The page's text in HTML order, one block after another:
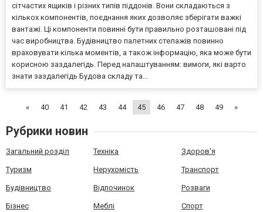
сітчастих ящиків і різних типів піддонів. Вони складаються з
кількох компонентів, поєднання яких дозволяє зберігати важкі
вантажі. Ці компоненти повинні бути правильно розташовані під
час виробництва. Будівництво палетних стелажів повинно
враховувати кілька моментів, а також інформацію, яка може бути
корисною заздалегідь. Перед налаштуванням: вимоги, які варто
знати заздалегідь Будова складу та...
« 40 41 42 43 44 45 46 47 48 49 »
Рубрики новин
Загальний розділ Техніка Здоров'я
Туризм Нерухомість Транспорт
Будівництво Відпочинок Розваги
Бізнес Меблі Спорт